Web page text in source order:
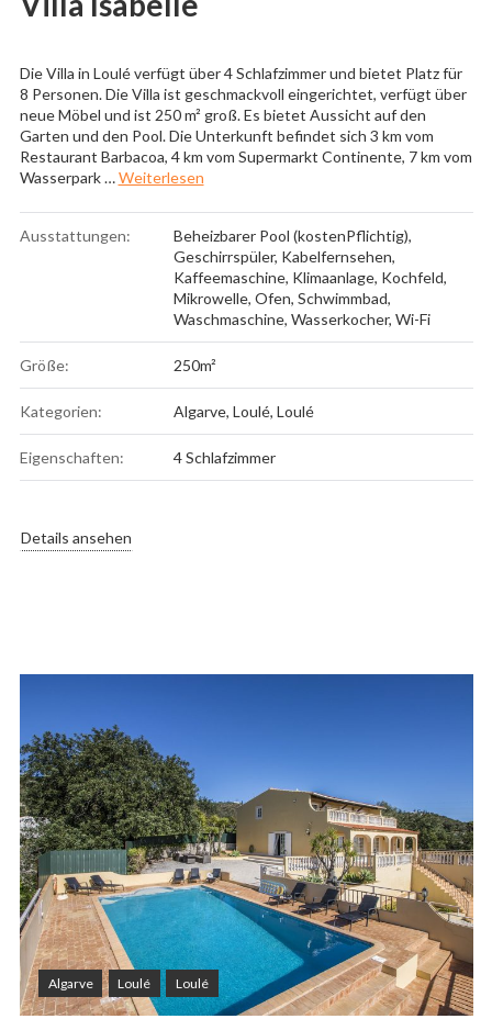
Die Villa in Loulé verfügt über 4 Schlafzimmer und bietet Platz für
8 Personen. Die Villa ist geschmackvoll eingerichtet, verfügt über
neue Möbel und ist 250 m² groß. Es bietet Aussicht auf den
Garten und den Pool. Die Unterkunft befindet sich 3 km vom
Restaurant Barbacoa, 4 km vom Supermarkt Continente, 7 km vom
Wasserpark …Weiterlesen„Villa Isabelle“
Ausstattungen: Beheizbarer Pool (kostenPflichtig),
Geschirrspüler, Kabelfernsehen,
Kaffeemaschine, Klimaanlage, Kochfeld,
Mikrowelle, Ofen, Schwimmbad,
Waschmaschine, Wasserkocher, Wi-Fi
Größe: 250m²
Kategorien: Algarve, Loulé, Loulé
Eigenschaften: 4 Schlafzimmer
Details ansehen
Algarve Loulé Loulé